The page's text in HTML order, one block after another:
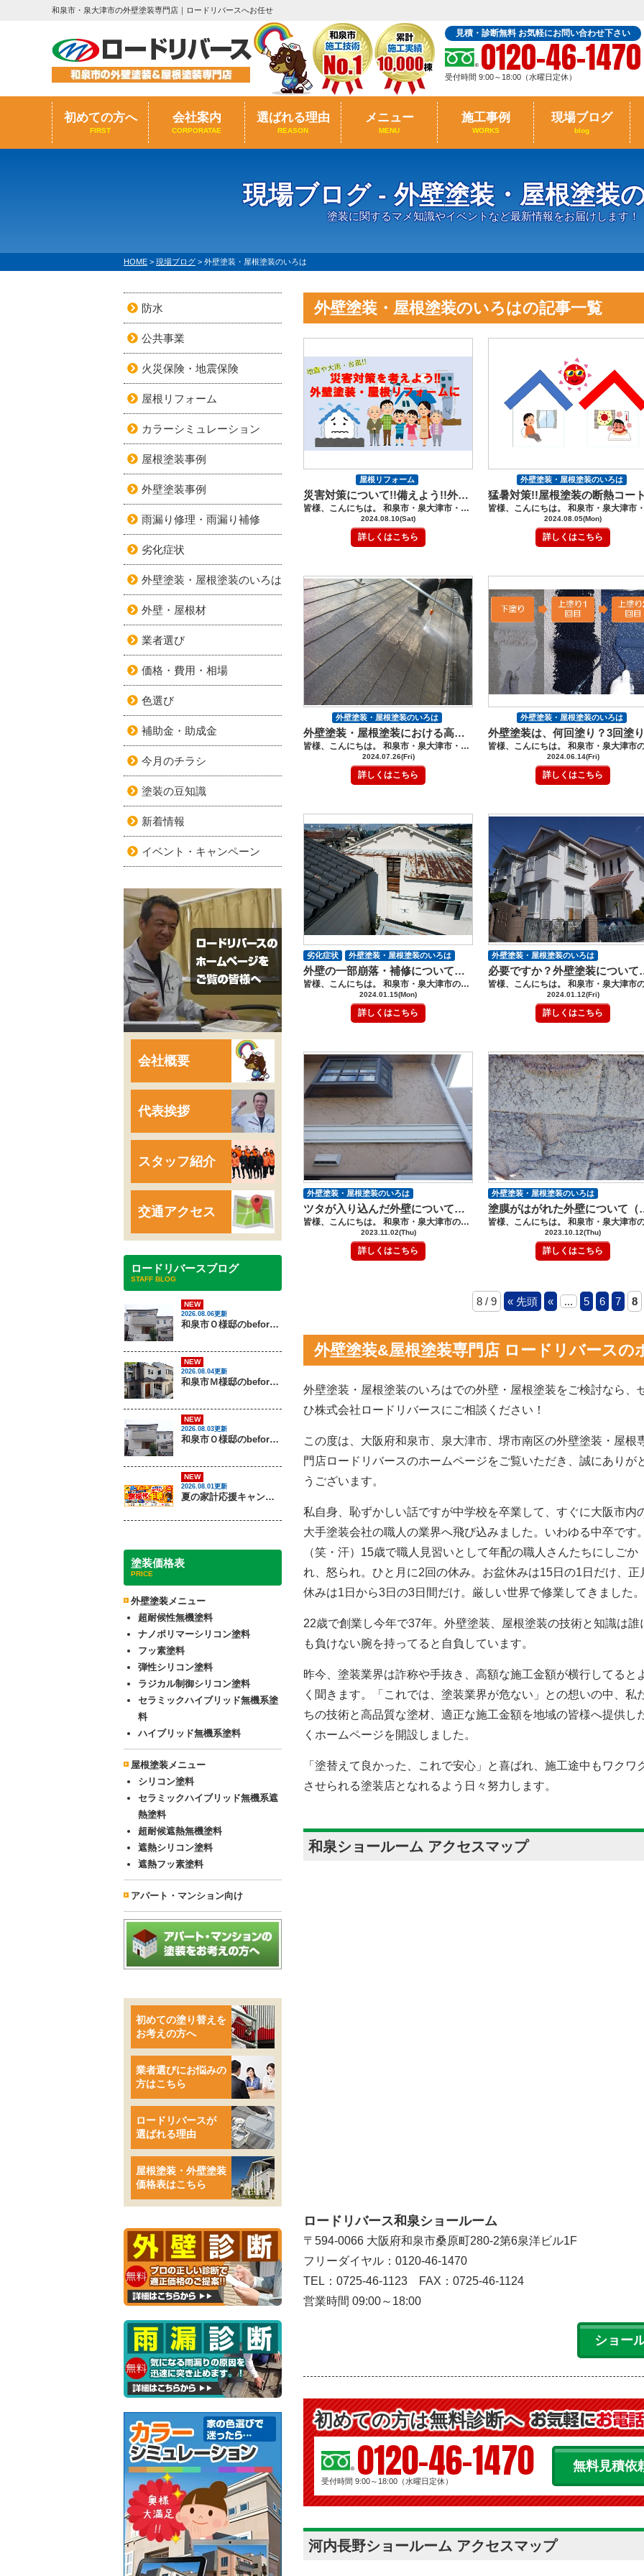
和泉市・泉大津市の外壁塗装専門店｜ロードリバースへお任せ
見積・診断無料 お気軽にお問い合わせ下さい
0120-46-1470
受付時間 9:00～18:00（水曜日定休）
初めての方へ
FIRST
会社案内
CORPORATAE
選ばれる理由
REASON
メニュー
MENU
施工事例
WORKS
現場ブログ
blog
現場ブログ - 外壁塗装・屋根塗装
塗装に関するマメ知識やイベントなど最新情報をお届けします！
HOME > 現場ブログ > 外壁塗装・屋根塗装のいろは
外壁塗装・屋根塗装のいろはの記事一覧
災害対策について!!備えよう!!外壁塗装・屋根リフォーム
皆様、こんにちは。 和泉市・泉大津市・堺市南区の外壁塗装・屋根塗装工事のロードリバースです(^^♪ 今回は、災害対策について外壁塗装・屋根リフォームを考えようです。 今年は、地震が多く、不安に思われている方も多いのでは、ないでしょうか。 また、これからの時期は、集中豪雨や台風のシーズンになり、 雨漏りなどの心配もありますね。 お住いの地震対策・台風対策は、されていますか？ 外壁塗装や屋根リフォームは、家を守るために非常に重要な要素ですが、 特に災害対策としても大きな役割を果たします。 自然災害は突然やってくるため、予防と対策をしっかりと講じておくことが大切です。 このブログでは、外壁塗装と屋根リフォームにおける災害対策について詳しく解説します。 戸建て住宅の外壁塗装、屋根塗装を検討中の方はぜひ最後まで読んでみてください！ 外壁塗装の災害対策～災害対策の詳細解説～ 外壁塗装は、単に美観を向上させるだけでなく、災害に対する保護の役割も果たします。 地震対策と集中豪雨・ゲリラ豪雨対策について詳しく解説します。 外壁塗装：地震対策について 地震対策の外壁塗装は、建物の耐震性を向上させるために重要です。 まず、外壁に使用する塗料の選定がポイントとなります。 耐震塗料は、ひび割れや剥がれを防ぎ、建物の構造を保護します。 特に、弾性塗料や強靭なクリアコートは、外部からの衝撃や振動に対して耐性があります。 さらに、外壁の下地処理も重要です。 古い塗膜が剥がれている場合、新しい塗料がしっかりと密着しない可能性があります。 このため、下地の補修や洗浄を十分に行い、 適切な下地処理を施すことが、地震対策には欠かせません。 古い塗膜やひび割れがある場合、そのまま新しい塗料を塗布しても効果は薄いです。 まずは外壁のひび割れや欠けた部分を補修し、下地を整えることが大切です。 適切な下地処理を行うことで、新しい塗料がしっかりと密着し、 耐震性を高めることができます。 ベランダの側面部分に大きなひび割れなどは、ありませんか？ 大きな揺れでベランダが落ちる場合もあり、大変危険です。 玄関部分の柱にもひび割れは、ありませんか？ 支えている柱に大きなひび割れがあると、揺れが大きい場合折れてしまうことも 想定できます。 お住いに大きなひび割れ箇所がないか、今一度点検してみましょう。 外壁塗装：集中豪雨・ゲリラ豪雨対策について 集中豪雨やゲリラ豪雨に備えるための外壁塗装では、防水性能が重要です。 雨水の浸入を防ぐために、防水性の高い塗料や 撥水機能を持つ塗料を使用することが推奨されます。 例えば無機塗料は、強力な防水性を持ち、雨水による外壁の劣化を防ぎます。 また、外壁塗装時コーキング材の打ち替えをすることで、 さらに効果的な対策が可能です。これらは雨水の侵入を防ぎ、内部構造の保護を助けます。 集中豪雨になると、ベランダや雨樋からの雨漏りも多くなります。 日頃から、ベランダや雨樋にゴミが溜まらないように、注意してください。 特に、雨の多い時期は、落ち葉などが溜まらないように掃除を心掛けてください。 屋根リフォームの災害対策～災害対策について徹底解説～ 屋根は家の中で最も直射日光や雨風にさらされる部分です。 屋根リフォームにおける災害対策について詳しく説明します。 屋根の地震対策 地震の揺れは、建物高さ、屋根の重さに比例すると言われており、 屋根が重いと、地震時、大きく左右に揺れれば、大きな負担になります。 特に、瓦屋根は、重く、地震が起きた場合の耐震性の不安ですね。 屋根材の強化 軽量化: 屋根材を軽量のものに変えることで、地震時の揺れに対する負担を軽減できます。 地震の際、倒壊するリスクを減らすことが出来き、 スレート瓦や金属屋根などが軽量で耐震性があります。 今、お勧めは、スーパーガルテクトです。 スーパーガルテクトは、軽量なため、地震の揺れに対する負担を少なく 建物の構造にかかる圧力を軽減できます。 屋根が崩れたり、建物全体が大きな揺れに耐えられる可能性が高まります。 耐震性のある材質: 強度の高い素材を使用することで、屋根の耐震性が向上します。 固定具の強化:屋根の固定： 棟板金や屋根材をしっかりと固定すること、適切な固定具や留め具を使用することが重要です。 これにより、地震の揺れによる屋根材のずれや落下を防ぎます。 棟板金を止めている釘は、暑さと寒さを繰り返すうちに、抜けやすくなってきます。 そのまま放置してしていると、大きな揺れや強風で、飛んだりずれてしまったりすることがあります。 少しでも、屋根に不安がある方は、専門業者に相談してください。 屋根リフォーム時：何をチェックすべきか 屋根リフォーム時にチェックすべきポイントは、まずは屋根材の耐久性です。 例えば、金属屋根やスレート屋根は耐久性が高く、強風や積雪に対しても優れた性能を発揮します。 屋根材は、さまざまありますので、屋根材の選定は、しっかり説明を受けましょう。 屋根リフォーム：注意すべきポイント 屋根リフォームにおいて注意すべきポイントは、施工業者の選定です。 信頼できる業者に依頼し、適切な工法と材料を使用しているかを確認することが重要です。 例えば、屋根の施工には、屋根材の固定方法や防水処理が正しく行われているかが大切です。 また、屋根の点検やメンテナンスを定期的に行うことも大切です。 経年劣化や風雨による損傷がないかをチェックし、 必要に応じて修理やリフォームを行うことで、 長期間にわたって屋根の機能を維持することができます。 外壁塗装・屋根リフォームの災害対策：注意するポイント３つの方法 外壁塗装と屋根リフォームにおける災害対策には、以下の３つの方法があります。 対策の見極め方 災害対策を見極めるためには、まずは家の状態を正確に把握することが重要です。 専門家による診断や点検を受け、家の外壁や屋根の現状を把握することで、 適切な対策を講じることができます。 特に、古い家や過去に修理歴がある家では、専門的な診断が必要です。 ロードリバースでは、無料で現地調査を行っておりますので、 お気軽にご相談ください。 対策の費用：コストパフォーマンスを考慮 災害対策にかかる費用は、選択する材料や工法によって異なります。 高性能な塗料や屋根材は、初期費用が高くなる場合がありますが、 長期間にわたって維持管理が容易であり、 結果的にコストパフォーマンスが高くなることがあります。 予算に応じて、効果的な対策を選ぶことが重要です。 対策のタイミング 災害対策のタイミングも重要です。 一般的に、外壁や屋根の劣化が進行する前にリフォームを行うことが推奨されます。 例えば、外壁にひび割れが見られたり、屋根材が剥がれてきた場合には、 早めの対策を講じることが必要です。 これにより、修理費用を抑え、災害時のリスクを軽減することができます。 まとめ 外壁塗装や屋根リフォームは、災害対策としても非常に重要です。 地震対策や集中豪雨対策においては、適切な塗料や屋根材の選定、下地処理や防水処理が必要です。 屋根リフォームにおいては、耐久性の高い屋根材の選定や、信頼できる業者による施工が重要です。 災害対策を見極め、コストパフォーマンスやタイミングなども しっかり検討しましょう。 ロードリバースでは、 皆様が安全で安心な住まいを確保できるようにお手伝いします。 屋根塗装・外壁塗装では、少し聞きなれない用語が出てきたり、難しい用語に 不安になることがあるかもしれませんが、 ロードリバースでは、 お客様にわかりやすく写真などを使いお伝えしております。 わからないこと、不安に思うこと、質問など お気軽にお問合せ、ご相談ください。 ご相談や見積依頼、ご不明点をお聞きしたい方はお気軽にお電話ください。 ショールーム電話番号：0120-46-1470 ------------------------------------------------------------------------------ ショールームへの来店が難しいお客様には、 メールや電話、FAXなどで、対応しておりますので、 お気軽にその旨をお伝えください。 ★ロードリバースでは和泉市に外壁塗装・屋根塗装に関して気軽に相談ができる 《ショールーム》を完備しております★ ショールームはコチラをクリック！ ★HPでは外壁塗装・屋根塗装の豊富な施工事例を紹介しています★ 施工事例はコチラをクリック！ ★「無料」で外壁・屋根診断・見積作成をさせて頂きます！★ 屋根・外壁診断はコチラをクリック！ ★「無料」ご相談・診断～見積作成をさせて頂きます！★ お問い合わせはコチラをクリック！
2024.08.10(Sat)
詳しくはこちら
屋根リフォーム
外壁塗装・屋根塗装のいろは
塗装の豆知識
2024.08.05(Mon)
詳しくはこちら
外壁塗装・屋根塗装のいろは
塗装の豆知識
外壁塗装・屋根塗装における高圧水洗浄について【和泉市・泉大津市】
皆様、こんにちは。 和泉市・泉大津市・堺市南区の外壁塗装・屋根塗装工事のロードリバースです(^^♪ 今回は、外壁塗装・屋根塗装の高圧水洗浄についてです。 外壁塗装・屋根塗装の準備作業である高圧水洗浄について、 その重要性や効果、注意点について詳しく解説します。この記事を読むことで、 高圧水洗浄の意義を理解して頂き、外壁塗装・屋根塗装を成功させるための ポイントがわかるでしょう。 外壁塗装や屋根塗装をご検討中の方はぜひ最後までお読みください
2024.07.26(Fri)
詳しくはこちら
外壁塗装・屋根塗装のいろは
塗装の豆知識
2024.06.14(Fri)
詳しくはこちら
外壁塗装・屋根塗装のいろは
塗装の豆知識
外壁の一部崩落・補修について（外壁塗装・屋根塗装）【和泉市・泉大津市】
皆様、こんにちは。 和泉市・泉大津市の外壁塗装・屋根塗装工事のロードリバースです(^^♪ 今回は、外壁の崩落・修復についてです。 風がきつい日が続き、外壁に何か当たる音がする？パタパタしたようなぁ。。。 そんな時は、必ず、家の周りを点検してくださいね。 特に、冬の間は、外に出るのが億劫になってしまい 家の欠陥に気がつかないことが多いと言われていますので、注意しておきましょう。 お電話を頂き、すぐに現地調査に行かせて頂いたF様邸。 壁の一部が捲れて落ちている状態でした。 このような状態になると、一部大工工事が必要となります。 雨が入ってしまうと大変なことになるため、急ぎの補修を行いました。 また、屋根の一部も剥がれ落ちている箇所も見られました。 きっちり下地の補修を行い、塗装を行います。 全面リフォームになってしまうと、高額な金額が発生しますが、 気になる箇所を補強する、補修すると金額を落とすことが出来ることもあります。 足場を設置した場合、その時に必ず家全体を専門業者にしっかり点検してもらいましょう。 屋根は、錆が広がっていました。錆は、劣化が進むと穴が開いたりすることもあり、とても危険です。 錆を止めるためにも、塗装を行うことをお勧めします。 補修、塗装後は、とても綺麗になり、安心して住み続けて頂けます。 気になる箇所がある方は、劣化状況が広がる前に 劣化箇所を修復するようにしましょう。 災害に備えて、こまめにチェックして 何か不安に感じることがあれば、お気軽にご相談ください。 不安をあおってくる業者もいます、しっかり検討して、だまされることないように 注意も必要です。 屋根塗装・外壁塗装では、少し聞きなれない用語が出てきたり、難しい用語に 不安になることがあるかもしれませんが、 ロードリバースでは、 お客様にわかりやすく写真などを使いお伝えしております。 わからないこと、不安に思うこと、質問など お気軽にお問合せ、ご相談ください。 ご相談や見積依頼、ご不明点をお聞きしたい方はお気軽にお電話ください。 ショールーム電話番号：0120-46-1470 ------------------------------------------------------------------------------ ショールームへの来店が難しいお客様には、 メールや電話、FAXなどで、対応しておりますので、 お気軽にその旨をお伝えください。 ★ロードリバースでは和泉市に外壁塗装・屋根塗装に関して気軽に相談ができる 《ショールーム》を完備しております★ ショールームはコチラをクリック！ ★HPでは外壁塗装・屋根塗装の豊富な施工事例を紹介しています★ 施工事例はコチラをクリック！ ★「無料」で外壁・屋根診断・見積作成をさせて頂きます！★ 屋根・外壁診断はコチラをクリック！ ★「無料」ご相談・診断～見積作成をさせて頂きます！★ お問い合わせはコチラをクリック！
2024.01.15(Mon)
詳しくはこちら
劣化症状 外壁塗装・屋根塗装のいろは
必要ですか？
2024.01.12(Fri)
詳しくはこちら
外壁塗装・屋根塗装のいろは
ツタが入り込んだ外壁について（外壁塗装・屋根塗装）【和泉市・泉大津市】
皆様、こんにちは。 和泉市・泉大津市の外壁塗装・屋根塗装工事のロードリバースです(^^♪ 今回は、ツタが入り込んだ外壁についてです。 前回ブログで紹介しましたＳ様邸で例に見ていきましょう。 Ｓ様邸の外壁には、全面的にツタがまとわりついている状態でした。 ツタは、夏の間涼しく感じられ、とても素敵ですが、 外壁に、はうように繁殖をし始めるととても厄介です。 枯れ葉が雨樋に詰まったり、害虫が発生したり、、、 といろいろとデメリットがありますが、 一番怖いのは、外壁の崩落になります。 （写真：施工前） Ｓ様邸のツタが枯れた後でも、外壁に残っていました。 自分自身で、1階部分のツタを排除することは、出来ますが、 2階部分になると、足場がないと排除することは、難しくそのままになっていませんか？ （写真：施工前） Ｓ様邸外壁は、 ツタが入り込んだことによるひび割れや欠けが多数見られました。 （写真：施工前） ツタが写真よりもっと入り込んでいくと、壁が崩落することもあります。 雨漏りや家の内部に害虫が発生したり、、、 最悪の場合は、アレルギー体質の方は、健康状態に影響を与えることも。 （写真：施工中） 塗装前には、しっかり下地処理を行います。 ツタを焼ききり、除去して、根絶することが大切です。 （写真：施工中） スクレーパーで、斫り、根を取り除き 欠けた部分は、パテ材を充填し、外壁を作り直します。 大きな欠けがある場合などは、莫大な費用が掛かりますので、注意してくださいね。 （写真：完了） 下地処理をしっかり行い、塗装することで、 塗装後、ツタの跡が目立つことは、ありません。 壁が大きなダメージを受ける前に、メンテナスを心掛けましょう。 ツタは、外壁には、大敵です。 外壁を綺麗に保つことを考えると、ツタを生やすことをお勧めします。 屋根塗装・外壁塗装では、少し聞きなれない用語が出てきたり、難しい用語に 不安になることがあるかもしれませんが、 ロードリバースでは、 お客様にわかりやすく写真などを使いお伝えしております。 わからないこと、不安に思うこと、質問など お気軽にお問合せ、ご相談ください。 ご相談や見積依頼、ご不明点をお聞きしたい方はお気軽にお電話ください。 ショールーム電話番号：0120-46-1470 ------------------------------------------------------------------------------ ショールームへの来店が難しいお客様には、 メールや電話、FAXなどで、対応しておりますので、 お気軽にその旨をお伝えください。 ★ロードリバースでは和泉市に外壁塗装・屋根塗装に関して気軽に相談ができる 《ショールーム》を完備しております★ ショールームはコチラをクリック！ ★HPでは外壁塗装・屋根塗装の豊富な施工事例を紹介しています★ 施工事例はコチラをクリック！ ★「無料」で外壁・屋根診断・見積作成をさせて頂きます！★ 屋根・外壁診断はコチラをクリック！ ★「無料」ご相談・診断～見積作成をさせて頂きます！★ お問い合わせはコチラをクリック！
2023.11.02(Thu)
詳しくはこちら
外壁塗装・屋根塗装のいろは
塗膜がはがれた外壁
2023.10.12(Thu)
詳しくはこちら
外壁塗装・屋根塗装のいろは
8 / 9 « 先頭 « ... 5 6 7 8
外壁塗装&屋根塗装専門店 ロードリバースの
外壁塗装・屋根塗装のいろはでの外壁・屋根塗装をご検討なら、
ひ株式会社ロードリバースにご相談ください！
この度は、大阪府和泉市、泉大津市、堺市南区の外壁塗装・屋根
門店ロードリバースのホームページをご覧いただき、誠にありが
うございます。
私自身、恥ずかしい話ですが中学校を卒業して、すぐに大阪市内
大手塗装会社の職人の業界へ飛び込みました。いわゆる中卒です。
（笑・汗）15歳で職人見習いとして年配の職人さんたちにしごか
れ、怒られ。ひと月に2回の休み。お盆休みは15日の1日だけ、正
休みは1日から3日の3日間だけ。厳しい世界で修業してきました。
22歳で創業し今年で37年。外壁塗装、屋根塗装の技術と知識は誰
も負けない腕を持ってると自負しています。
昨今、塗装業界は詐称や手抜き、高額な施工金額が横行してると
く聞きます。「これでは、塗装業界が危ない」との想いの中、私
ちの技術と高品質な塗材、適正な施工金額を地域の皆様へ提供し
くホームページを開設しました。
「塗替えて良かった、これで安心」と喜ばれ、施工途中もワクワ
させられる塗装店となれるよう日々努力します。
和泉ショールーム アクセスマップ
ロードリバース和泉ショールーム
〒594-0066 大阪府和泉市桑原町280-2第6泉洋ビル1F
フリーダイヤル：0120-46-1470
TEL：0725-46-1123
FAX：0725-46-1124
営業時間 09:00～18:00
ショー
初めての方は無料診断へ
0120-46-1470
受付時間 9:00～18:00（水曜日定休）
無料見積依
河内長野ショールーム アクセスマップ
防水
公共事業
火災保険・地震保険
屋根リフォーム
カラーシミュレーション
屋根塗装事例
外壁塗装事例
雨漏り修理・雨漏り補修
劣化症状
外壁塗装・屋根塗装のいろは
外壁・屋根材
業者選び
価格・費用・相場
色選び
補助金・助成金
今月のチラシ
塗装の豆知識
新着情報
イベント・キャンペーン
会社概要
代表挨拶
スタッフ紹介
交通アクセス
ロードリバースブログ
STAFF BLOG
NEW
2026.08.06更新
和泉市Ｏ様邸のbeforeとafter（外壁塗装）
NEW
2026.08.04更新
和泉市Ｍ様邸のbeforeとafter（外壁塗装・屋根塗装）
NEW
2026.08.03更新
和泉市Ｏ様邸のbeforeとafter（外壁塗装）
NEW
2026.08.01更新
夏の家計応援キャンペーン開催！足場代半額でお得に外壁・屋根塗装を始めるチャンス【8月30日まで】
塗装価格表
PRICE
外壁塗装メニュー
超耐候性無機塗料
ナノポリマーシリコン塗料
フッ素塗料
弾性シリコン塗料
ラジカル制御シリコン塗料
セラミックハイブリッド無機系塗
料
ハイブリッド無機系塗料
屋根塗装メニュー
シリコン塗料
セラミックハイブリッド無機系遮
熱塗料
超耐候遮熱無機塗料
遮熱シリコン塗料
遮熱フッ素塗料
アパート・マンション向け
初めての塗り替えを
お考えの方へ
業者選びにお悩みの
方はこちら
ロードリバースが
選ばれる理由
屋根塗装・外壁塗装
価格表はこちら